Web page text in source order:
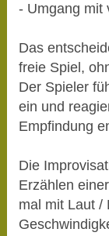
- Umgang mit
Das
freie Spiel,
Der Spieler
ein und
Empfindung
Die
Erzählen
mal mit Laut /